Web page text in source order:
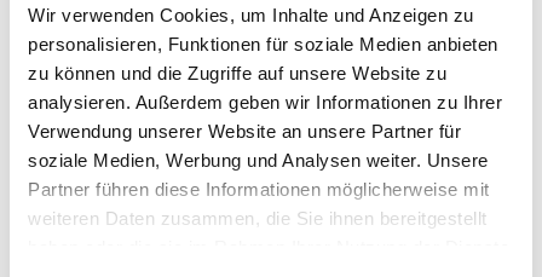
Wir verwenden Cookies, um Inhalte und Anzeigen zu
personalisieren, Funktionen für soziale Medien anbieten
zu können und die Zugriffe auf unsere Website zu
analysieren. Außerdem geben wir Informationen zu Ihrer
Verwendung unserer Website an unsere Partner für
soziale Medien, Werbung und Analysen weiter. Unsere
Partner führen diese Informationen möglicherweise mit
weiteren Daten zusammen, die Sie ihnen bereitgestellt